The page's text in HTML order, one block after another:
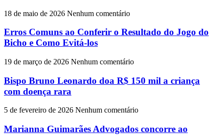
18 de maio de 2026 Nenhum comentário
Erros Comuns ao Conferir o Resultado do Jogo do
Bicho e Como Evitá-los
19 de março de 2026 Nenhum comentário
Bispo Bruno Leonardo doa R$ 150 mil a criança
com doença rara
5 de fevereiro de 2026 Nenhum comentário
Marianna Guimarães Advogados concorre ao